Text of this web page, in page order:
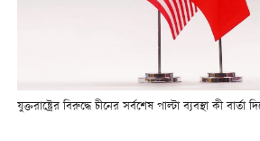
যুক্তরাষ্ট্রের বিরুদ্ধে চীনের সর্বশেষ পাল্টা ব্যবস্থা কী বার্তা